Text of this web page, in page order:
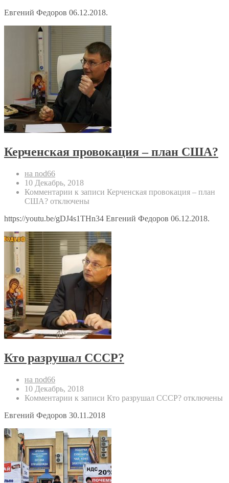
Евгений Федоров 06.12.2018.
Керченская провокация – план США?
на nod66
10 Декабрь, 2018
Комментарии к записи Керченская провокация – план
США? отключены
https://youtu.be/gDJ4s1THn34 Евгений Федоров 06.12.2018.
Кто разрушал СССР?
на nod66
10 Декабрь, 2018
Комментарии к записи Кто разрушал СССР? отключены
Евгений Федоров 30.11.2018